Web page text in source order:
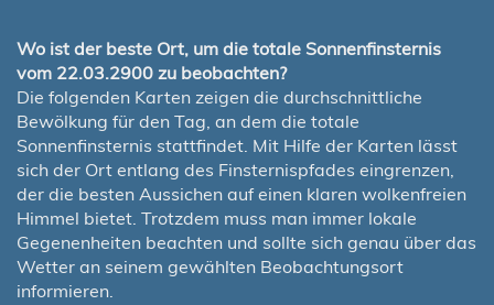
Wo ist der beste Ort, um die totale Sonnenfinsternis
vom 22.03.2900 zu beobachten?
Die folgenden Karten zeigen die durchschnittliche
Bewölkung für den Tag, an dem die totale
Sonnenfinsternis stattfindet. Mit Hilfe der Karten lässt
sich der Ort entlang des Finsternispfades eingrenzen,
der die besten Aussichen auf einen klaren wolkenfreien
Himmel bietet. Trotzdem muss man immer lokale
Gegenenheiten beachten und sollte sich genau über das
Wetter an seinem gewählten Beobachtungsort
informieren.